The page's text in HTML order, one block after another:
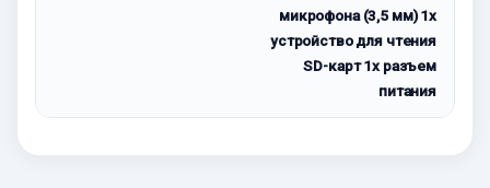
микрофона (3,5 мм) 1x
устройство для чтения
SD-карт 1x разъем
питания